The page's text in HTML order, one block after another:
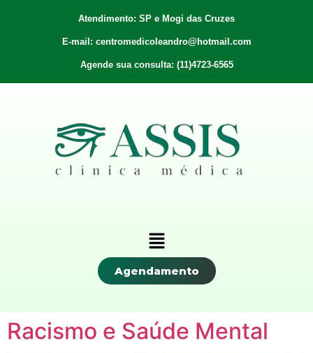
Atendimento: SP e Mogi das Cruzes
E-mail: centromedicoleandro@hotmail.com
Agende sua consulta: (11)4723-6565
Agendamento
Racismo e Saúde Mental